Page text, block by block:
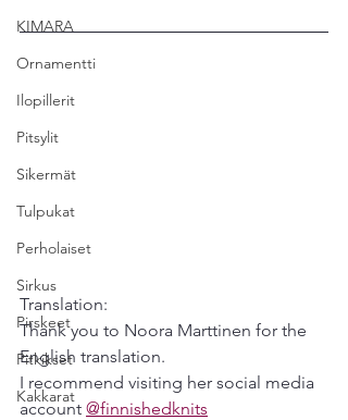
KIMARA
Ornamentti
Ilopillerit
Pitsylit
Sikermät
Tulpukat
Perholaiset
Sirkus
Pirskeet
Pitkikset
Kakkarat
Translation:
Thank you to Noora Marttinen for the
English translation.
I recommend visiting her social media
account @finnishedknits